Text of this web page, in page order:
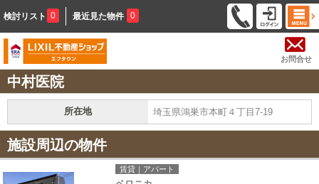
検討リスト 0 最近見た物件 0
お問合せ
中村医院
所在地 埼玉県鴻巣市本町４丁目7-19
施設周辺の物件
賃貸｜アパート